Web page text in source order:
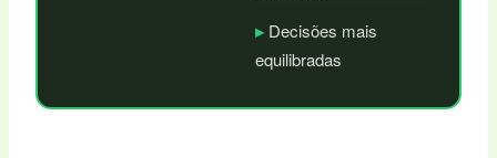
Decisões mais
equilibradas